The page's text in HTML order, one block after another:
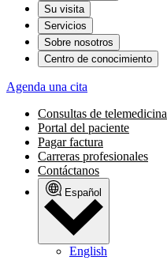
Su visita
Servicios
Sobre nosotros
Centro de conocimiento
Agenda una cita
Consultas de telemedicina
Portal del paciente
Pagar factura
Carreras profesionales
Contáctanos
Español
English